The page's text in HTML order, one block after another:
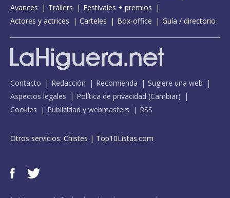
Avances
Tráilers
Festivales + premios
Actores y actrices
Carteles Box-office Guía / directorio
Contacto Redacción Recomienda
Sugiere una web
Aspectos legales
Política de privacidad (Cambiar)
Cookies
Publicidad y webmasters RSS
Otros servicios: Chistes | Top10Listas.com